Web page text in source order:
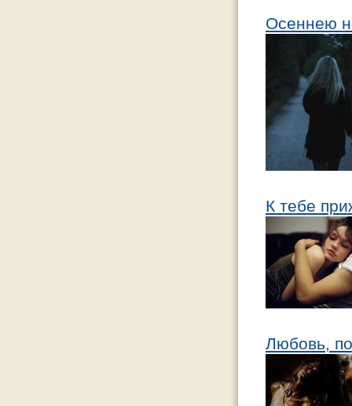
Осеннею
К тебе
Любовь,